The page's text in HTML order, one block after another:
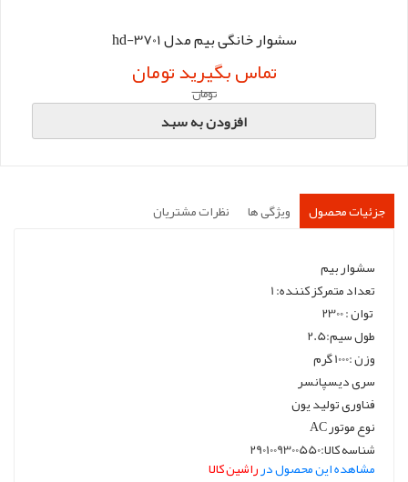
سشوار خانگی بیم مدل hd-3701
تماس بگیرید تومان
تومان
افزودن به سبد
جزئیات محصول ویژگی ها نظرات مشتریان
سشوار بیم
تعداد متمرکز کننده: 1
توان : 2300
طول سیم:2.5
وزن :1000 گرم
سری دیسپانسر
فناوری تولید یون
نوع موتور AC
شناسه کالا:2901009300550
مشاهده این محصول درراشین کالا